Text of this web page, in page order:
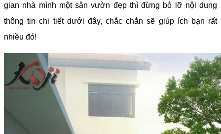
gian nhà mình một sân vườn đẹp thì đừng bỏ lỡ nội dung
thông tin chi tiết dưới đây, chắc chắn sẽ giúp ích bạn rất
nhiều đó!